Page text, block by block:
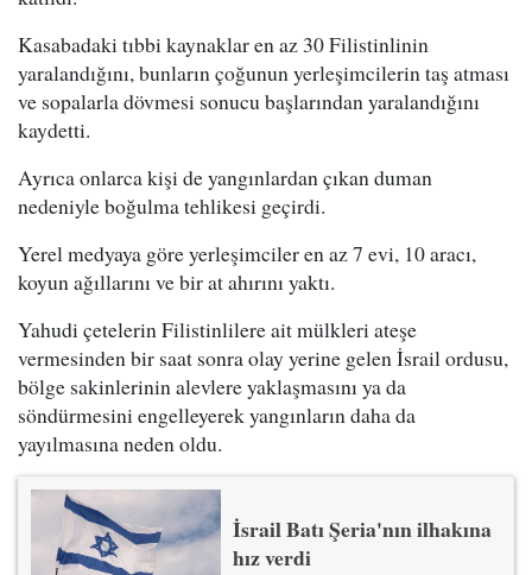
Kasabadaki tıbbi kaynaklar en az 30 Filistinlinin
yaralandığını, bunların çoğunun yerleşimcilerin taş atması
ve sopalarla dövmesi sonucu başlarından yaralandığını
kaydetti.
Ayrıca onlarca kişi de yangınlardan çıkan duman
nedeniyle boğulma tehlikesi geçirdi.
Yerel medyaya göre yerleşimciler en az 7 evi, 10 aracı,
koyun ağıllarını ve bir at ahırını yaktı.
Yahudi çetelerin Filistinlilere ait mülkleri ateşe
vermesinden bir saat sonra olay yerine gelen İsrail ordusu,
bölge sakinlerinin alevlere yaklaşmasını ya da
söndürmesini engelleyerek yangınların daha da
yayılmasına neden oldu.
İsrail Batı Şeria'nın ilhakına
hız verdi